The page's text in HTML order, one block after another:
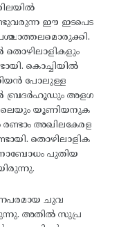
ഈ ഇടപെട
തൊഴിലാളികളും
കൊച്ചിയിൽ
പോലുള്ള
ബ്രദർഹൂഡും അളഗ
യൂണിയനുക
രണ്ടാം അഖിലകേരള
തൊഴിലാളിക
പുതിയ
ചുവ
അതിൽ സുപ്ര